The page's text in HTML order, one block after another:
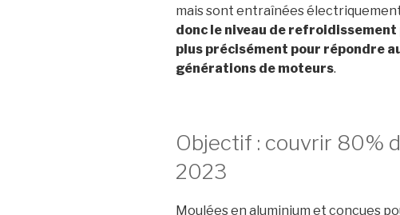
mais sont entraînées
donc le niveau de refroidissement
plus précisément pour répondre
générations de moteurs.
Objectif : couvrir 80%
2023
Mouléesen aluminium et conçues